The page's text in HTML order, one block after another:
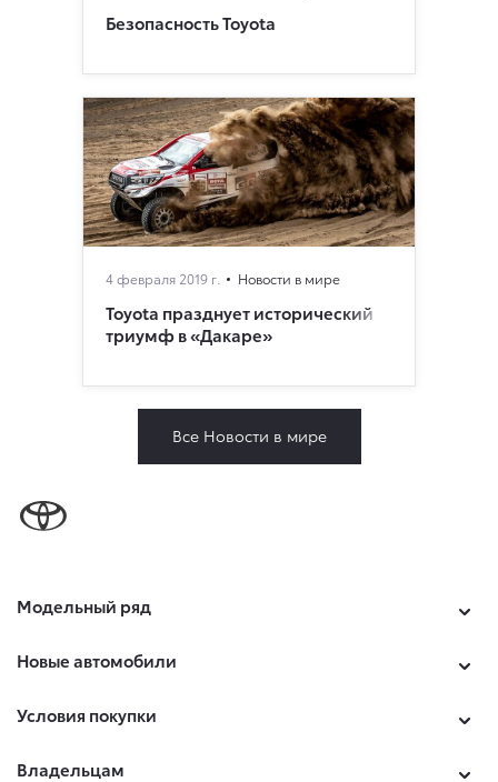
Безопасность Toyota
4 февраля 2019 г. Новости в мире
Toyota празднует исторический
триумф в «Дакаре»
Все Новости в мире
Модельный ряд
Новые автомобили
Условия покупки
Владельцам